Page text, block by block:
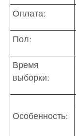
Оплата:
Пол:
Время
выборки:
Особенность: